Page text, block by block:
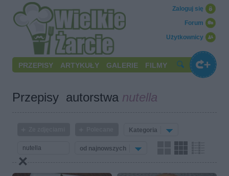
Użytkownicy
Forum
Zaloguj się
PRZEPISY ARTYKUŁY GALERIE FILMY
Przepisy autorstwa nutella
Kategoria
od najnowszych